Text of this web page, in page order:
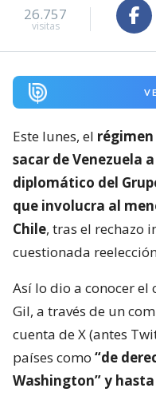
26.757
visitas
Este lunes, el
sacar de Venezuela
diplomático del
que involucra al
Chile, tras el rechazo
cuestionada
Así lo dio a conocer el
Gil, a través de un
cuenta de X (antes
países como “de
Washington” y